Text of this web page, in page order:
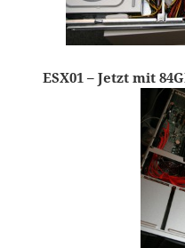
ESX01 – Jetzt mit